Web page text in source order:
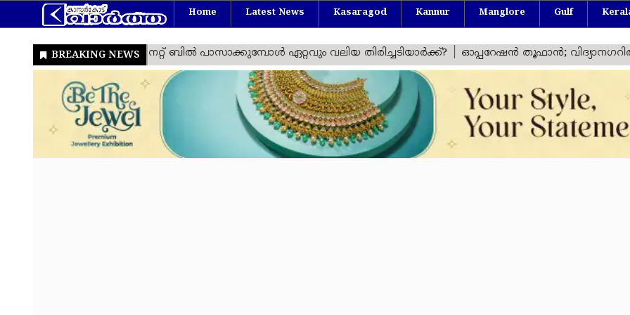
Home Latest News Kasaragod Kannur Manglore Gulf